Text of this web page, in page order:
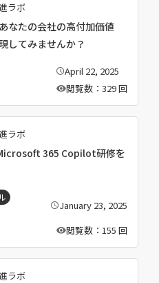
ラボ
なたの会社の高付加価値
てみませんか？
公
開
日
April 22, 2025
閲覧数：329 回
ラボ
365 Copilot研修を
公
：
January 23, 2025
閲覧数：155 回
ラボ